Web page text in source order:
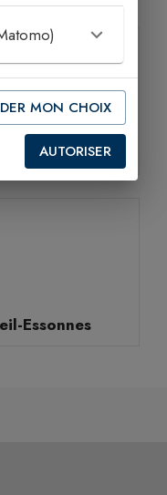
Essonnes
MON CHOIX
AUTORISER